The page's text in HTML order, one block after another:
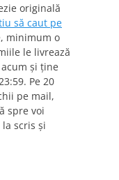
originală
să caut pe
minimum o
le livrează
și ține
Pe 20
pe mail,
spre voi
scris și